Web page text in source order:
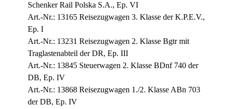
Schenker Rail Polska S.A., Ep. VI
Art.-Nr.: 13165 Reisezugwagen 3. Klasse der K.P.E.V.,
Ep. I
Art.-Nr.: 13231 Reisezugwagen 2. Klasse Bgtr mit
Traglastenabteil der DR, Ep. III
Art.-Nr.: 13845 Steuerwagen 2. Klasse BDnf 740 der
DB, Ep. IV
Art.-Nr.: 13868 Reisezugwagen 1./2. Klasse ABn 703
der DB, Ep. IV